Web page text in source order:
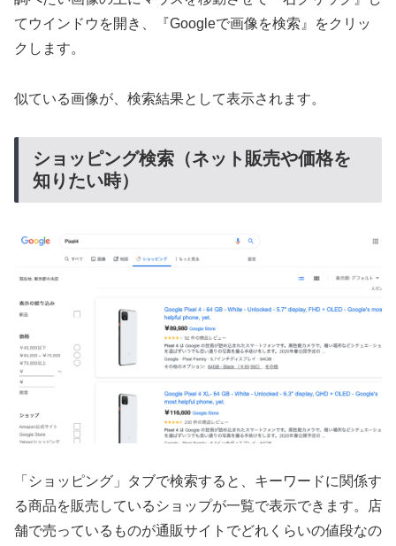
てウインドウを開き、『Googleで画像を検索』をクリッ
クします。
似ている画像が、検索結果として表示されます。
ショッピング検索（ネット販売や価格を
知りたい時）
「ショッピング」タブで検索すると、キーワードに関係す
る商品を販売しているショップが一覧で表示できます。店
舗で売っているものが通販サイトでどれくらいの値段なの